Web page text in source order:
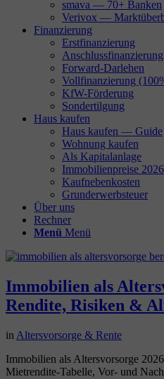
smava — 70+ Banken
Verivox —
Finanzierung
Erstfinanzierung
Anschlussfinanzierung
Forward-Darlehen
Vollfinanzierung
KfW-Förderung
Sondertilgung
Haus kaufen
Haus kaufen — Guide
Wohnung kaufen
Als Kapitalanlage
Immobilienpreise 2026
Kaufnebenkosten
Grunderwerbsteuer
Über uns
Rechner
Menü Menü
Immobilien als
Rendite, Risiken &
in Altersvorsorge & Rente
Immobilien als Altersvorsorge
Mietrendite-Tabelle, Vor- und